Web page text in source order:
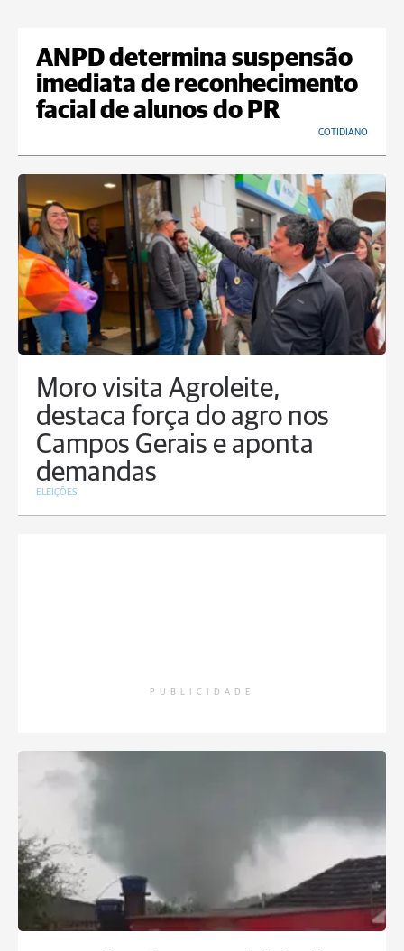
ANPD determina suspensão
imediata de reconhecimento
facial de alunos do PR
COTIDIANO
Moro visita Agroleite,
destaca força do agro nos
Campos Gerais e aponta
demandas
ELEIÇÕES
PUBLICIDADE